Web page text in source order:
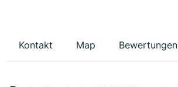
Kontakt Map Bewertungen